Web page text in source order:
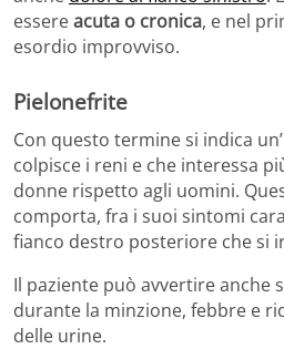
essereacuta o cronica, e nel
esordio improvviso.
Pielonefrite
Con questo termine si indica un’
colpisce i reni e che interessa
donne rispetto agli uomini.
comporta, fra i suoi sintomi
fianco destro posteriore che si
Il paziente può avvertire anche
durante la minzione, febbre e
delle urine.